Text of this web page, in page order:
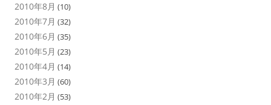
2010年8月 (10)
2010年7月 (32)
2010年6月 (35)
2010年5月 (23)
2010年4月 (14)
2010年3月 (60)
2010年2月 (53)